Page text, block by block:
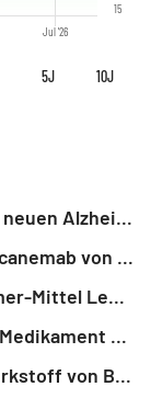
Jul '26
15
5J 10J
Studie: Mehr Risiken als Nutzen bei neuen Alzheimer-Mitteln
Rückschlag für Alzheimer-Mittel Lecanemab von Eisai und Biogen
Erste Patienten bekommen Alzheimer-Mittel Lecanemab
EU erteilt Zulassung für Alzheimer-Medikament von Eli Lilly
ROUNDUP: EU-Kommission lässt Wirkstoff von Biogen und Eisai gegen Alzheimer zu